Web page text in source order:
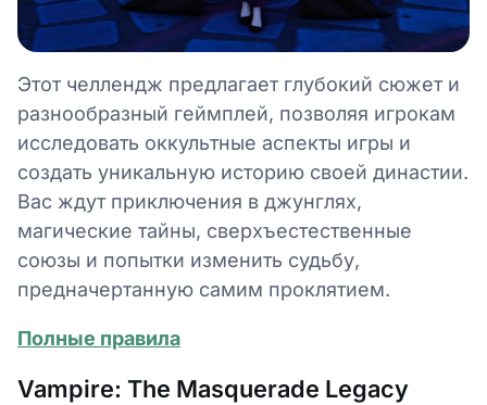
Этот челлендж предлагает глубокий сюжет и
разнообразный геймплей, позволяя игрокам
исследовать оккультные аспекты игры и
создать уникальную историю своей династии.
Вас ждут приключения в джунглях,
магические тайны, сверхъестественные
союзы и попытки изменить судьбу,
предначертанную самим проклятием.
Полные правила
Vampire: The Masquerade Legacy